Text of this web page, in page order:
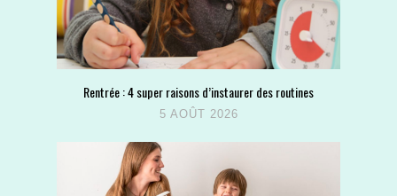
Rentrée : 4 super raisons d’instaurer des routines
5 AOÛT 2026